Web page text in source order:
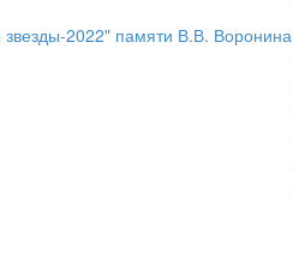
2022" памяти В.В. Воронина